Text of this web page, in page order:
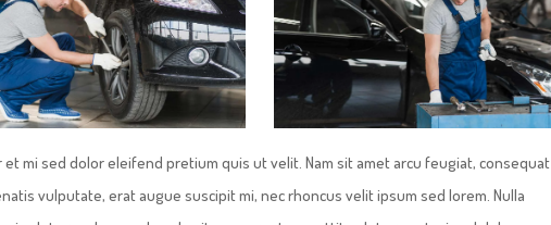
mi sed dolor eleifend pretium quis ut velit. Nam sit amet arcu feugiat, consequat
vulputate, erat augue suscipit mi, nec rhoncus velit ipsum sed lorem. Nulla